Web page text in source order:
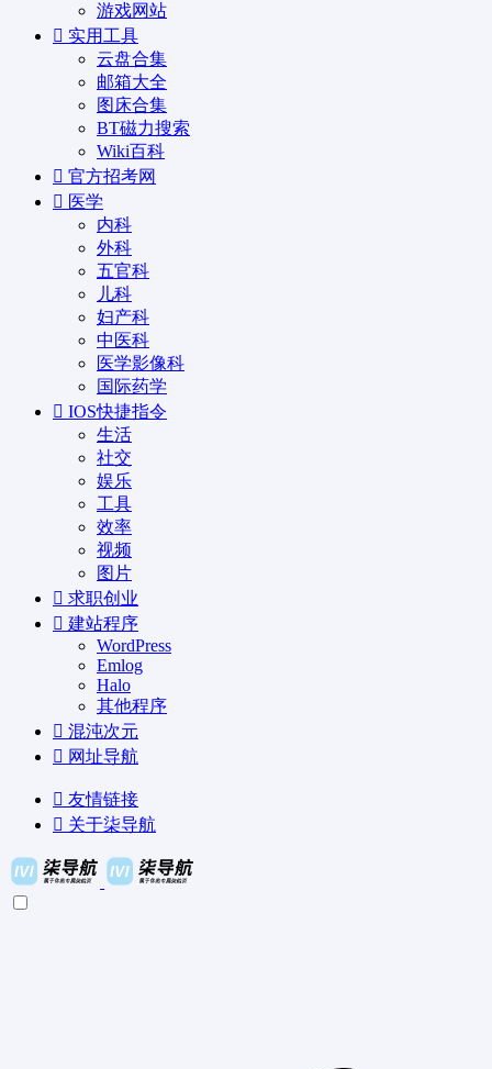
游戏网站
实用工具
云盘合集
邮箱大全
图床合集
BT磁力搜索
Wiki百科
官方招考网
医学
内科
外科
五官科
儿科
妇产科
中医科
医学影像科
国际药学
IOS快捷指令
生活
社交
娱乐
工具
效率
视频
图片
求职创业
建站程序
WordPress
Emlog
Halo
其他程序
混沌次元
网址导航
友情链接
关于柒导航